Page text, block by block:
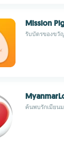
Mission
รับบัตรของขวั
ค้นพบรักเมียน